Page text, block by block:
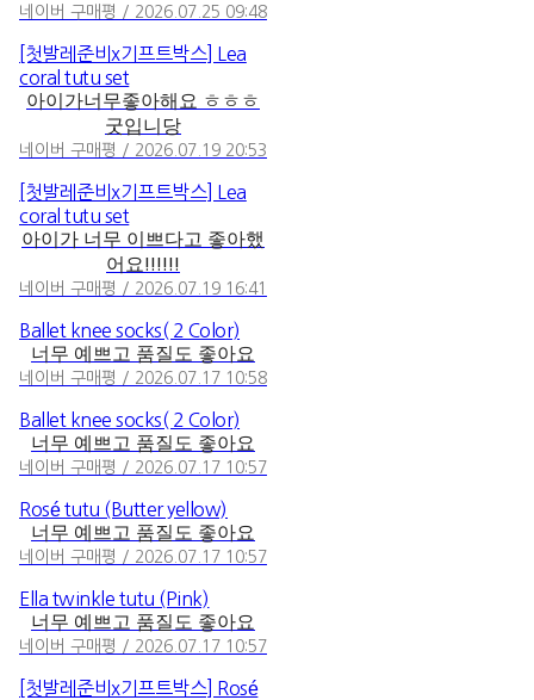
네이버 구매평 / 2026.07.25 09:48
[첫발레준비x기프트박스] Lea
coral tutu set
아이가너무좋아해요 ㅎㅎㅎ
굿입니당
네이버 구매평 / 2026.07.19 20:53
[첫발레준비x기프트박스] Lea
coral tutu set
아이가 너무 이쁘다고 좋아했
어요!!!!!!
네이버 구매평 / 2026.07.19 16:41
Ballet knee socks( 2 Color)
너무 예쁘고 품질도 좋아요
네이버 구매평 / 2026.07.17 10:58
Ballet knee socks( 2 Color)
너무 예쁘고 품질도 좋아요
네이버 구매평 / 2026.07.17 10:57
Rosé tutu (Butter yellow)
너무 예쁘고 품질도 좋아요
네이버 구매평 / 2026.07.17 10:57
Ella twinkle tutu (Pink)
너무 예쁘고 품질도 좋아요
네이버 구매평 / 2026.07.17 10:57
[첫발레준비x기프트박스] Rosé